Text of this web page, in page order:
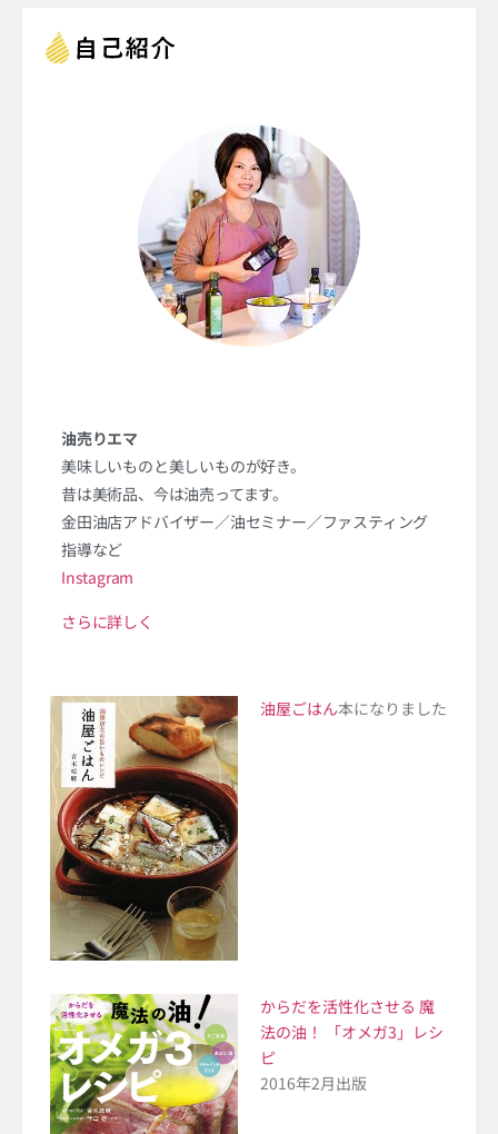
油売りエマ
美味しいものと美しいものが好き。
昔は美術品、今は油売ってます。
金田油店アドバイザー／油セミナー／ファスティング
指導など
Instagram
さらに詳しく
油屋ごはん本になりました
からだを活性化させる 魔
法の油！ 「オメガ3」レシ
ピ
2016年2月出版